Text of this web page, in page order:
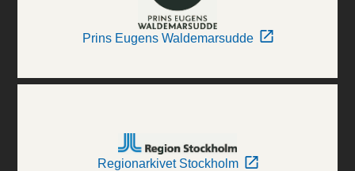
Prins Eugens Waldemarsudde
Regionarkivet Stockholm